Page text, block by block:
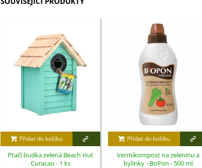
Přidat do košíku
Ptačí budka zelená Beach Hut
Curacao - 1 ks
Přidat do košíku
Vermikompost na zeleninu a
bylinky - BoPon - 500 ml